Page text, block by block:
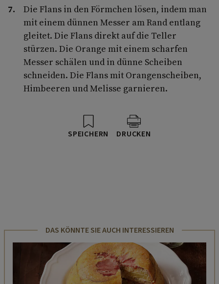
Die Flans in den Förmchen lösen, indem man
mit einem dünnen Messer am Rand entlang
gleitet. Die Flans direkt auf die Teller
stürzen. Die Orange mit einem scharfen
Messer schälen und in dünne Scheiben
schneiden. Die Flans mit Orangenscheiben,
Himbeeren und Melisse garnieren.
SPEICHERN DRUCKEN
DAS KÖNNTE SIE AUCH INTERESSIEREN